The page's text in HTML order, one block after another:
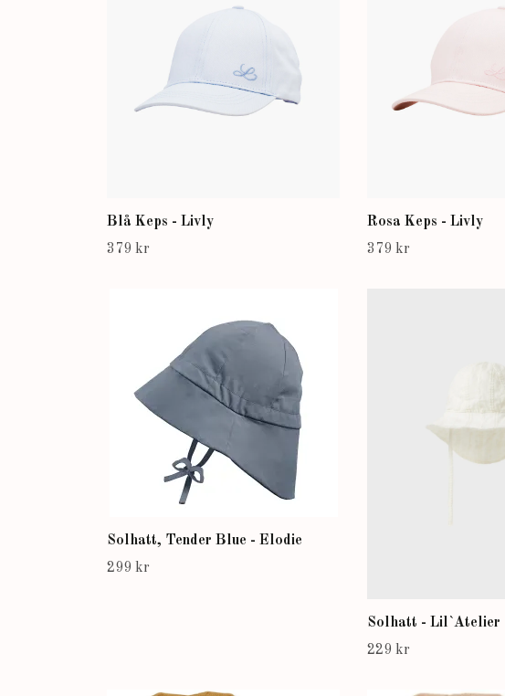
Blå Keps - Livly
379 kr
Rosa Keps - Livly
379 kr
Solhatt, Tender Blue - Elodie
299 kr
Solhatt - Lil`Atelier
229 kr